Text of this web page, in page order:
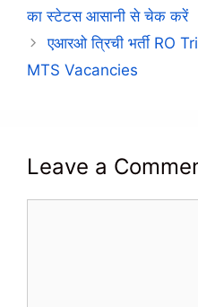
का स्टेटस आसानी से चेक करें
एआरओ त्रिची भर्ती RO
MTS Vacancies
Leave a